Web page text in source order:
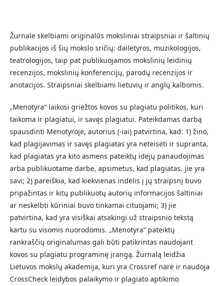
Žurnale skelbiami originalūs moksliniai straipsniai ir šaltinių
publikacijos iš šių mokslo sričių: dailėtyros, muzikologijos,
teatrologijos, taip pat publikuojamos mokslinių leidinių
recenzijos, mokslinių konferencijų, parodų recenzijos ir
anotacijos. Straipsniai skelbiami lietuvių ir anglų kalbomis.
„Menotyra“ laikosi griežtos kovos su plagiatu politikos, kuri
taikoma ir plagiatui, ir savęs plagiatui. Pateikdamas darbą
spausdinti Menotyroje, autorius (-iai) patvirtina, kad: 1) žino,
kad plagijavimas ir savęs plagiatas yra neteisėti ir supranta,
kad plagiatas yra kito asmens pateiktų idėjų panaudojimas
arba publikuotame darbe, apsimetus, kad plagiatas. jie yra
savi; 2) pareiškia, kad kiekvienas indėlis į jų straipsnį buvo
pripažintas ir kitų publikuotų autorių informacijos šaltiniai
ar neskelbti kūriniai buvo tinkamai cituojami; 3) jie
patvirtina, kad yra visiškai atsakingi už straipsnio tekstą
kartu su visomis nuorodomis. „Menotyra“ pateiktų
rankraščių originalumas gali būti patikrintas naudojant
kovos su plagiatu programinę įrangą. Žurnalą leidžia
Lietuvos mokslų akademija, kuri yra Crossref narė ir naudoja
CrossCheck leidybos palaikymo ir plagiato aptikimo